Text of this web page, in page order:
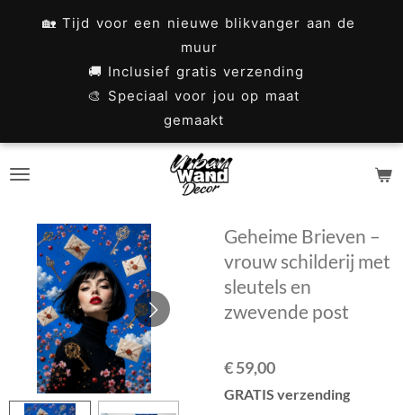
🏡 Tijd voor een nieuwe blikvanger aan de
muur
🚚 Inclusief gratis verzending
🎨 Speciaal voor jou op maat
gemaakt
Geheime Brieven –
vrouw schilderij met
sleutels en
zwevende post
€ 59,00
GRATIS verzending